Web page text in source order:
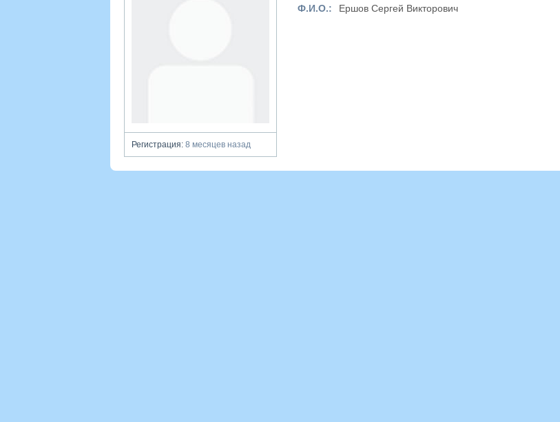
Регистрация: 8 месяцев назад
Ф.И.О.: Ершов Сергей Викторович